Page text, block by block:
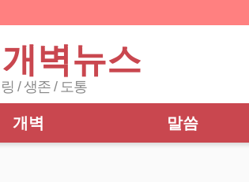
벽뉴스
/ 생존 / 도통
개벽 말씀